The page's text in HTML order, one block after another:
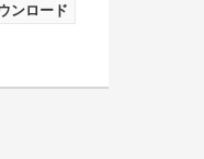
ンロード